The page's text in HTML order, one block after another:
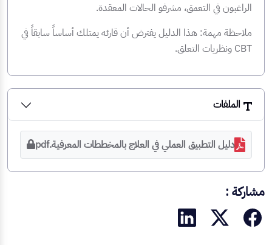
الراغبون في التعمق، مشرفو الحالات المعقدة.
ملاحظة مهمة: هذا الدليل يفترض أن قارئه يمتلك أساساً سابقاً في
CBT ونظريات التعلق.
الملفات
دليل التطبيق العملي في العلاج بالمخططات المعرفية.pdf
مشاركة :